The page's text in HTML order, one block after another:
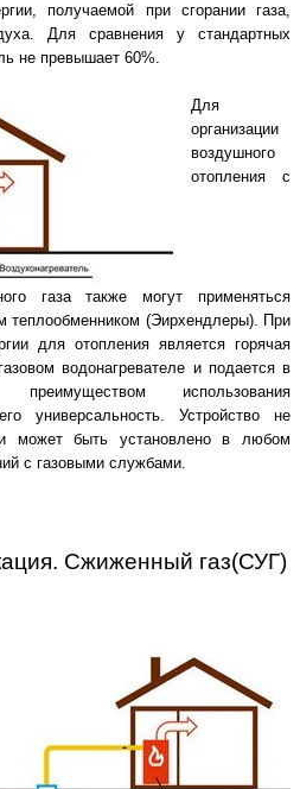
получаемой при сгорании газа,
Для сравнения у стандартных
не превышает 60%.
Для
организации
воздушного
отопления с
газа также могут применяться
теплообменником (Эирхендлеры). При
для отопления является горячая
водонагревателе и подается в
использования
универсальность. Устройство не
и может быть установлено в любом
с газовыми службами.
Сжиженный газ(СУГ)